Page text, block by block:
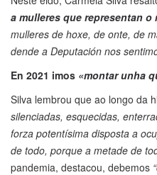
a mulleres que representan o
mulleres de hoxe, de onte, de
dende a Deputación nos
En 2021 imos «montar unha
Silva lembrou que ao longo da
silenciadas, esquecidas,
forza potentísima disposta a
de todo, porque a metade de
pandemia, destacou, debemos